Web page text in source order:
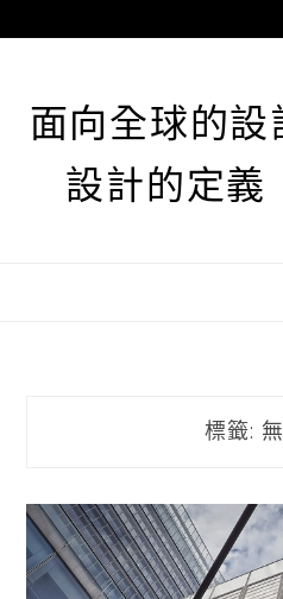
至
面向全球的設
設計的定義
標籤: